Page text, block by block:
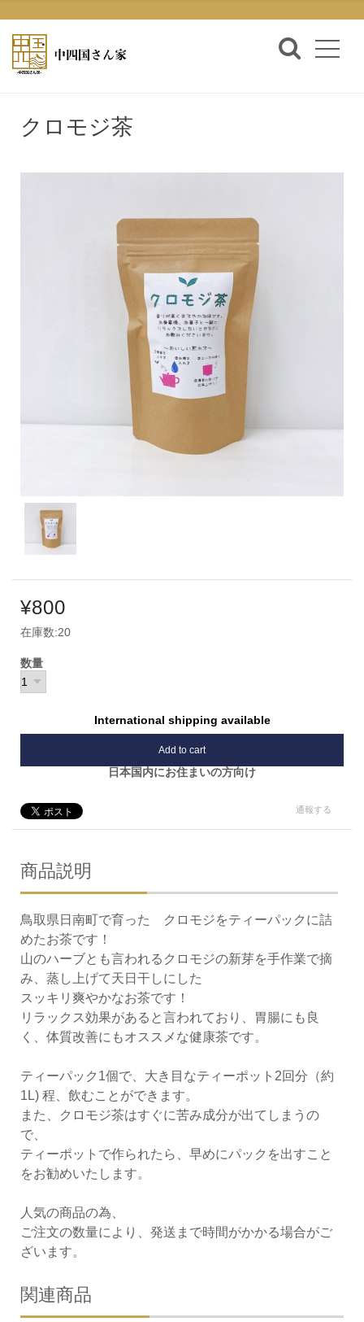
クロモジ茶
¥800
在庫数:20
数量
International shipping available
Add to cart
日本国内にお住まいの方向け
通報する
商品説明
鳥取県日南町で育った クロモジをティーパックに詰
めたお茶です！
山のハーブとも言われるクロモジの新芽を手作業で摘
み、蒸し上げて天日干しにした
スッキリ爽やかなお茶です！
リラックス効果があると言われており、胃腸にも良
く、体質改善にもオススメな健康茶です。
ティーパック1個で、大き目なティーポット2回分（約
1L) 程、飲むことができます。
また、クロモジ茶はすぐに苦み成分が出てしまうの
で、
ティーポットで作られたら、早めにパックを出すこと
をお勧めいたします。
人気の商品の為、
ご注文の数量により、発送まで時間がかかる場合がご
ざいます。
関連商品